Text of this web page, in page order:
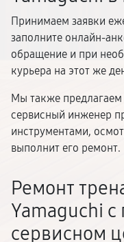
Принимаем заявки
заполните онлайн-
обращение и при
курьера на этот же
Мы также
сервисный инженер
инструментами,
выполнит его ремонт.
Ремонт
Yamaguchi с
сервисном